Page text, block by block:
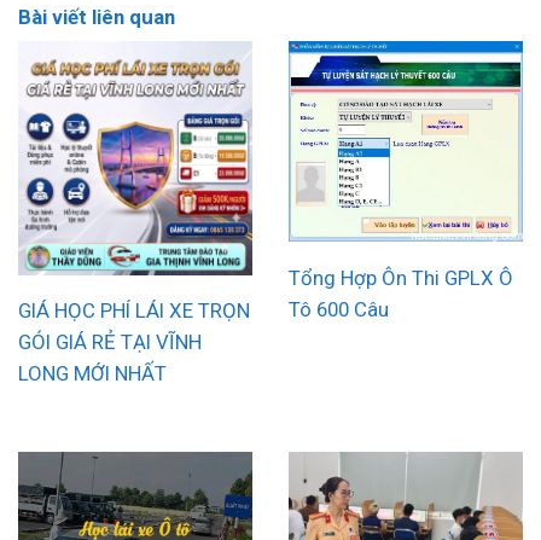
Bài viết liên quan
GIÁ HỌC PHÍ LÁI XE TRỌN
GÓI GIÁ RẺ TẠI VĨNH
LONG MỚI NHẤT
Tổng Hợp Ôn Thi GPLX Ô
Tô 600 Câu